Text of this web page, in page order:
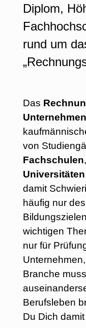
Diplom,
rund um
Das
von
Fachschulen,
Universitäten
damit
häufig nur
wichtigen
nur für
Branche
Berufsleben
Du Dich